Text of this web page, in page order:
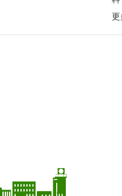
更